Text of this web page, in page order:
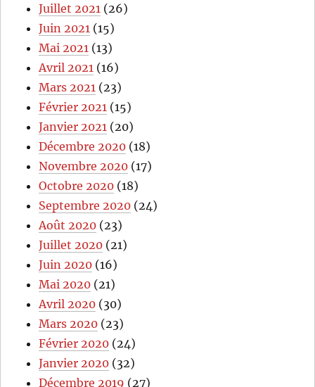
Juillet 2021 (26)
Juin 2021 (15)
Mai 2021 (13)
Avril 2021 (16)
Mars 2021 (23)
Février 2021 (15)
Janvier 2021 (20)
Décembre 2020 (18)
Novembre 2020 (17)
Octobre 2020 (18)
Septembre 2020 (24)
Août 2020 (23)
Juillet 2020 (21)
Juin 2020 (16)
Mai 2020 (21)
Avril 2020 (30)
Mars 2020 (23)
Février 2020 (24)
Janvier 2020 (32)
Décembre 2019 (27)